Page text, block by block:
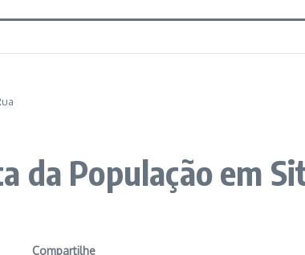
da População em
Compartilhe